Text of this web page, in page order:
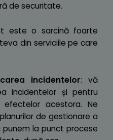
de securitate.
este o sarcină foarte
din serviciile pe care
incidentelor: vă
incidentelor și pentru
acestora. Ne
de gestionare a
la punct procese